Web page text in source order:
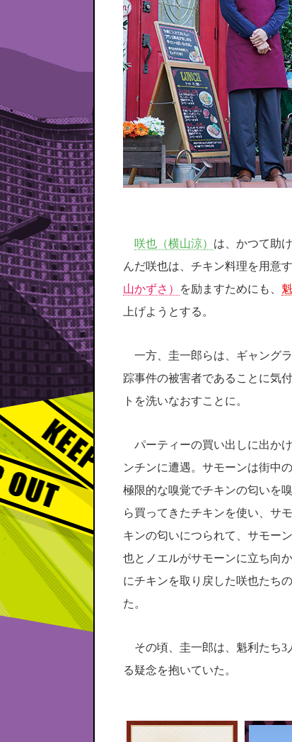
咲也（横山涼） は、かつて助
んだ咲也は、チキン料理を用意
山かずさ）
を励ますためにも、
上げようとする。
一方、圭一郎らは、ギャング
踪事件の被害者であることに気
トを洗いなおすことに。
パーティーの買い出しに出かけ
ンチンに遭遇。サモーンは街中
極限的な嗅覚でチキンの匂いを
ら買ってきたチキンを使い、サ
キンの匂いにつられて、サモー
也とノエルがサモーンに立ち向
にチキンを取り戻した咲也たち
た。
その頃、圭一郎は、魁利たち3
る疑念を抱いていた。